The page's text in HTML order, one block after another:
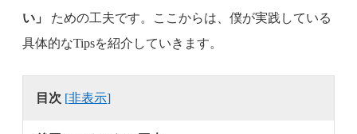
い」
ための工夫です。ここからは、僕が実践している
具体的なTipsを紹介していきます。
目次 [非表示]